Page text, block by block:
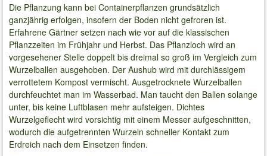
Die Pflanzung kann bei Containerpflanzen grundsätzlich
ganzjährig erfolgen, insofern der Boden nicht gefroren ist.
Erfahrene Gärtner setzen nach wie vor auf die klassischen
Pflanzzeiten im Frühjahr und Herbst. Das Pflanzloch wird an
vorgesehener Stelle doppelt bis dreimal so groß im Vergleich zum
Wurzelballen ausgehoben. Der Aushub wird mit durchlässigem
verrottetem Kompost vermischt. Ausgetrocknete Wurzelballen
durchfeuchtet man im Wasserbad. Man taucht den Ballen solange
unter, bis keine Luftblasen mehr aufsteigen. Dichtes
Wurzelgeflecht wird vorsichtig mit einem Messer aufgeschnitten,
wodurch die aufgetrennten Wurzeln schneller Kontakt zum
Erdreich nach dem Einsetzen finden.